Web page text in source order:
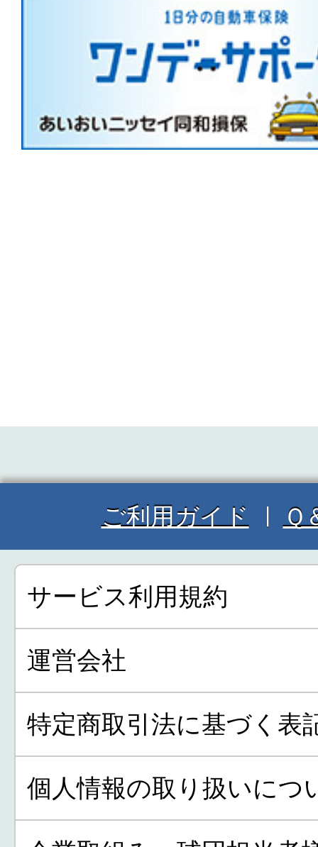
ご利用ガイド Ｑ
サービス利用規約
運営会社
特定商取引法に基づく表
個人情報の取り扱いにつ